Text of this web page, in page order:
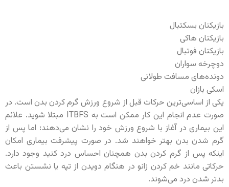
بازیکنان بسکتبال
بازیکنان هاکی
بازیکنان فوتبال
دوچرخه سواران
دونده‌های مسافت طولانی
اسکی بازان
یکی از اساسی‌ترین حرکات قبل از شروع ورزش گرم کردن بدن است. در
صورت عدم انجام این کار ممکن است به ITBFS مبتلا شوید. علائم
این بیماری در آغاز با شروع ورزش خود را نشان می‌دهند؛ اما پس از
گرم شدن بدن بهتر خواهند شد. در صورت پیشرفت بیماری امکان
اینکه پس از گرم کردن بدن همچنان احساس درد کنید وجود دارد.
حرکاتی مانند خم کردن زانو در هنگام دویدن از تپه یا نشستن باعث
بدتر شدن درد می‌شوند.